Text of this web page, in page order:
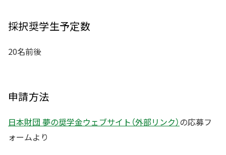
採択奨学生予定数
20名前後
申請方法
日本財団 夢の奨学金ウェブサイト（外部リンク）の応募フ
ォームより